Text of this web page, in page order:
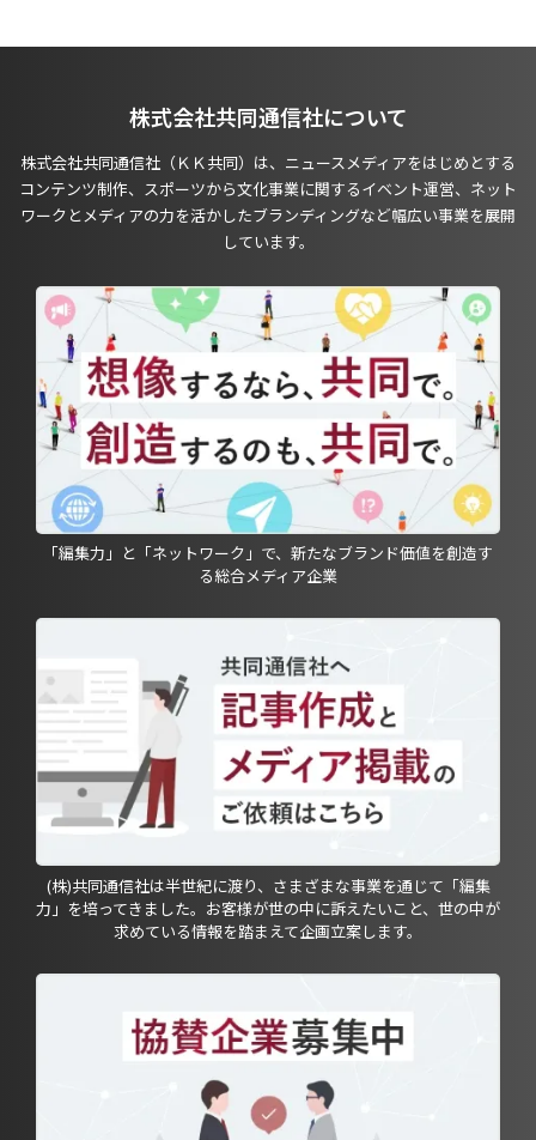
株式会社共同通信社について
株式会社共同通信社（ＫＫ共同）は、ニュースメディアをはじめとする
コンテンツ制作、スポーツから文化事業に関するイベント運営、ネット
ワークとメディアの力を活かしたブランディングなど幅広い事業を展開
しています。
「編集力」と「ネットワーク」で、新たなブランド価値を創造す
る総合メディア企業
(株)共同通信社は半世紀に渡り、さまざまな事業を通じて「編集
力」を培ってきました。お客様が世の中に訴えたいこと、世の中が
求めている情報を踏まえて企画立案します。